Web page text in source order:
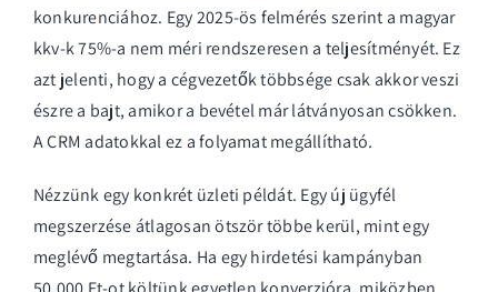
konkurenciához. Egy 2025-ös felmérés szerint a magyar
kkv-k 75%-a nem méri rendszeresen a teljesítményét. Ez
azt jelenti, hogy a cégvezetők többsége csak akkor veszi
észre a bajt, amikor a bevétel már látványosan csökken.
A CRM adatokkal ez a folyamat megállítható.
Nézzünk egy konkrét üzleti példát. Egy új ügyfél
megszerzése átlagosan ötször többe kerül, mint egy
meglévő megtartása. Ha egy hirdetési kampányban